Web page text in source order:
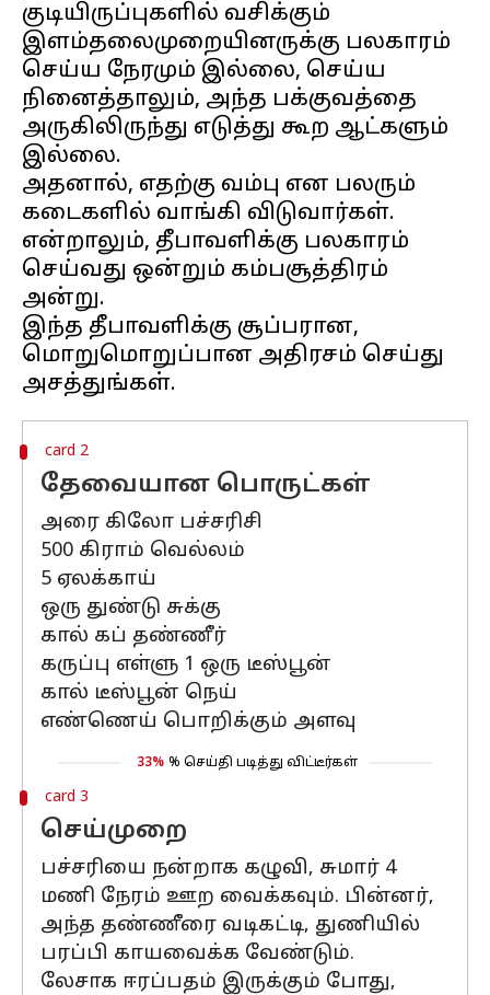
குடியிருப்புகளில் வசிக்கும்
இளம்தலைமுறையினருக்கு பலகாரம்
செய்ய நேரமும் இல்லை, செய்ய
நினைத்தாலும், அந்த பக்குவத்தை
அருகிலிருந்து எடுத்து கூற ஆட்களும்
இல்லை.
அதனால், எதற்கு வம்பு என பலரும்
கடைகளில் வாங்கி விடுவார்கள்.
என்றாலும், தீபாவளிக்கு பலகாரம்
செய்வது ஒன்றும் கம்பசூத்திரம்
அன்று.
இந்த தீபாவளிக்கு சூப்பரான,
மொறுமொறுப்பான அதிரசம் செய்து
card 2
தேவையான பொருட்கள்
அரை கிலோ பச்சரிசி
500 கிராம் வெல்லம்
5 ஏலக்காய்
ஒரு துண்டு சுக்கு
கால் கப் தண்ணீர்
கருப்பு எள்ளு 1 ஒரு டீஸ்பூன்
கால் டீஸ்பூன் நெய்
எண்ணெய் பொறிக்கும் அளவு
33% % செய்தி படித்து விட்டீர்கள்
card 3
செய்முறை
பச்சரியை நன்றாக கழுவி, சுமார் 4
மணி நேரம் ஊற வைக்கவும். பின்னர்,
அந்த தண்ணீரை வடிகட்டி, துணியில்
பரப்பி காயவைக்க வேண்டும்.
லேசாக ஈரப்பதம் இருக்கும் போது,